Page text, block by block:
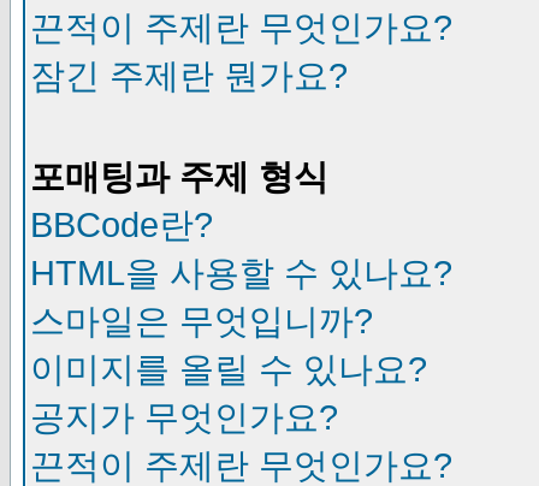
끈적이 주제란 무엇인가요?
잠긴 주제란 뭔가요?
포매팅과 주제 형식
BBCode란?
HTML을 사용할 수 있나요?
스마일은 무엇입니까?
이미지를 올릴 수 있나요?
공지가 무엇인가요?
끈적이 주제란 무엇인가요?